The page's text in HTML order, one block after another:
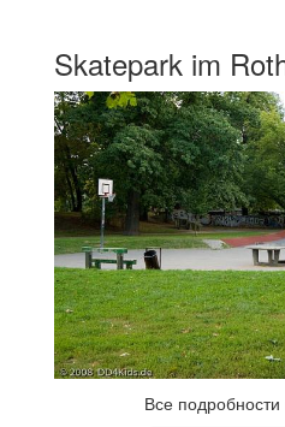
Skatepark im
Все